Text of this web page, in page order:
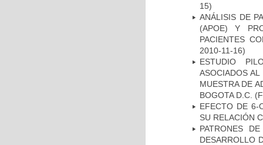
15)
ANÁLISIS DE
(APOE) Y
PACIENTES
2010-11-16)
ESTUDIO
ASOCIADOS
MUESTRA DE
BOGOTA D.C.
EFECTO DE 6-
SU RELACIÓN
PATRONES
DESARROLLO